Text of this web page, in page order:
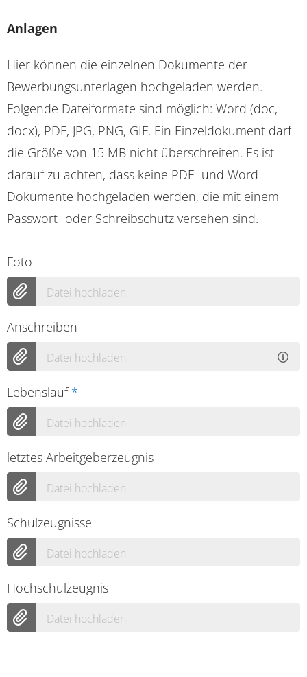
Anlagen
Hier können die einzelnen Dokumente der
Bewerbungsunterlagen hochgeladen werden.
Folgende Dateiformate sind möglich: Word (doc,
docx), PDF, JPG, PNG, GIF. Ein Einzeldokument darf
die Größe von 15 MB nicht überschreiten. Es ist
darauf zu achten, dass keine PDF- und Word-
Dokumente hochgeladen werden, die mit einem
Passwort- oder Schreibschutz versehen sind.
Foto
Datei hochladen
Anschreiben
Datei hochladen
Lebenslauf*
Datei hochladen
letztes Arbeitgeberzeugnis
Datei hochladen
Schulzeugnisse
Datei hochladen
Hochschulzeugnis
Datei hochladen